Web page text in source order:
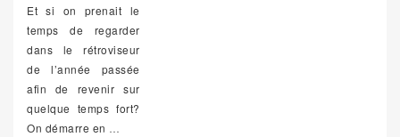
Et si on prenait le
temps de regarder
dans le rétroviseur
de l’année passée
afin de revenir sur
quelque temps fort?
On démarre en …